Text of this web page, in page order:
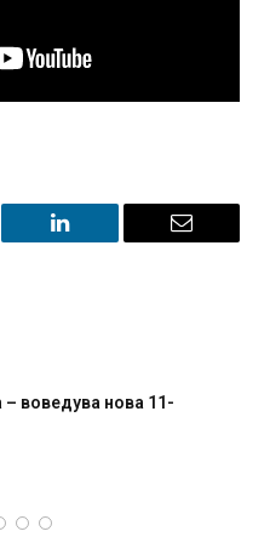
LinkedIn Email
воведува нова 11-